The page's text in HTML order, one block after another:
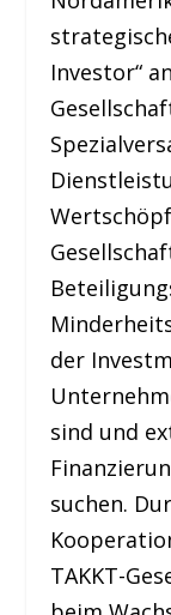
Investor“
der
sind und
suchen.
TAKKT-